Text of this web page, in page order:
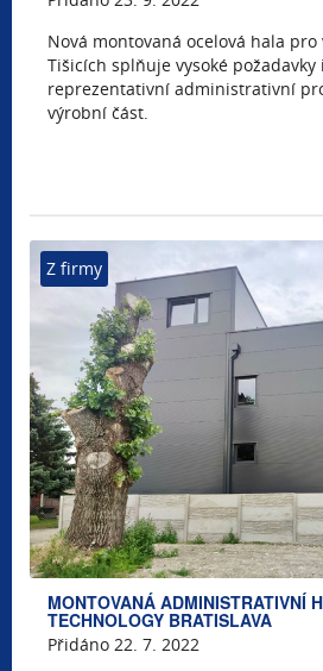
Nová montovaná ocelová hala
Tišicích splňuje vysoké požadavky
reprezentativní administrativní
výrobní část.
Z firmy
MONTOVANÁ ADMINISTRATIVNÍ
TECHNOLOGY BRATISLAVA
Přidáno 22. 7. 2022